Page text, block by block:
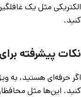
الکتریکی مثل یک
کنید.
نکات پیشرفته
اگر حرفه‌ای هستید، به
کنید. این‌ها مثل